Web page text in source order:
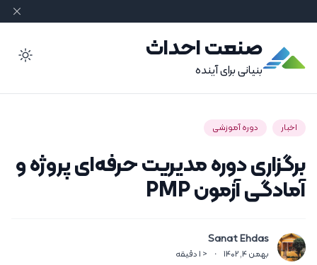
صنعت احداث
بنیانی برای آینده
اخبار دوره آموزشی
برگزاری دوره مدیریت حرفه‌ای پروژه و
آمادگی آزمون PMP
Sanat Ehdas
بهمن 4, 1402 ·
< 1 دقیقه